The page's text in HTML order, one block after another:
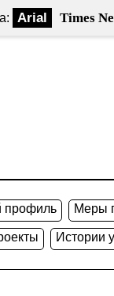
Arial Times
профиль Меры
Истории